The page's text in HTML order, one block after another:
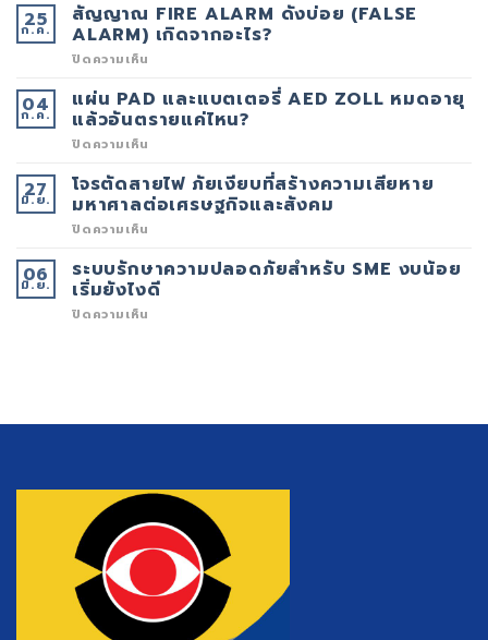
ว่า
ระบบ
CCTV
อัป
เกรด
เพื่อ
ปลอดภัย
ใน
ยุค
25
ก.ค.
สัญญาณ FIRE ALARM ดังบ่อย (FALSE
ALARM) เกิดจากอะไร?
ปิดความเห็น
ALARM
ดัง
บ่อย
จาก
อะไร?
04
ก.ค.
แผ่น PAD และแบตเตอรี่ AED ZOLL หมดอายุ
แล้วอันตรายแค่ไหน?
ปิดความเห็น
และ
แบตเตอรี่
AED
แล้ว
อันตราย
แค่
27
มิ.ย.
โจรตัดสายไฟ ภัยเงียบที่สร้างความเสียหาย
มหาศาลต่อเศรษฐกิจและสังคม
ปิดความเห็น
สาย
ไฟ
ภัย
เศรษฐกิจ
06
มิ.ย.
ระบบรักษาความปลอดภัยสำหรับ SME งบน้อย
เริ่มยังไงดี
ปิดความเห็น
น้อย